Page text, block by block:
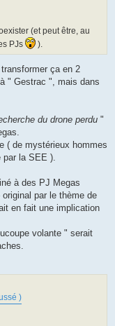
(et peut être, au
PJs
).
ça en 2
" Gestrac ", mais dans
du drone perdu "
( de mystérieux hommes
par la SEE ).
à des PJ Megas
par le thème de
en fait une implication
volante " serait
)